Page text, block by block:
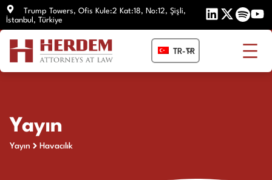
İçeriğe
atla
Trump Towers, Ofis Kule:2 Kat:18, No:12, Şişli,
İstanbul, Türkiye
TR-TR
Yayın
Yayın Havacılık